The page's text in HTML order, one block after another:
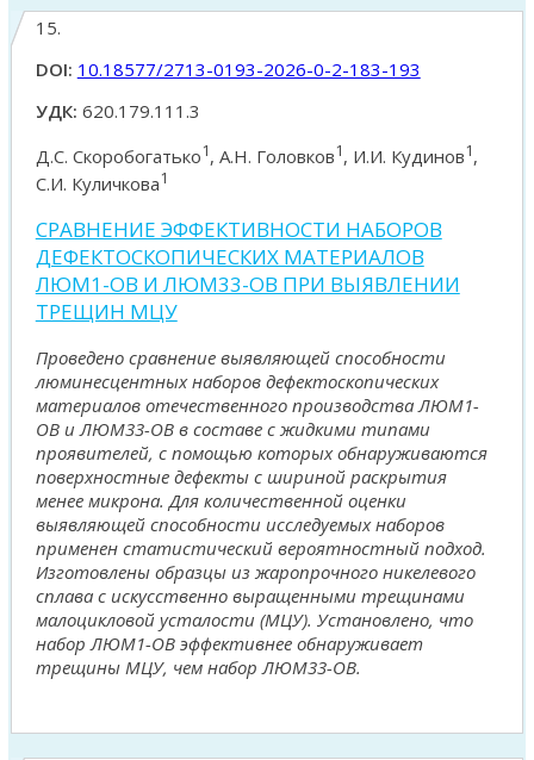
15.
DOI: 10.18577/2713-0193-2026-0-2-183-193
УДК: 620.179.111.3
Д.С. Скоробогатько1, А.Н. Головков1, И.И. Кудинов1,
С.И. Куличкова1
СРАВНЕНИЕ ЭФФЕКТИВНОСТИ НАБОРОВ
ДЕФЕКТОСКОПИЧЕСКИХ МАТЕРИАЛОВ
ЛЮМ1-ОВ И ЛЮМ33-ОВ ПРИ ВЫЯВЛЕНИИ
ТРЕЩИН МЦУ
Проведено сравнение выявляющей способности
люминесцентных наборов дефектоскопических
материалов отечественного производства ЛЮМ1-
ОВ и ЛЮМ33-ОВ в составе с жидкими типами
проявителей, с помощью которых обнаруживаются
поверхностные дефекты с шириной раскрытия
менее микрона. Для количественной оценки
выявляющей способности исследуемых наборов
применен статистический вероятностный подход.
Изготовлены образцы из жаропрочного никелевого
сплава с искусственно выращенными трещинами
малоцикловой усталости (МЦУ). Установлено, что
набор ЛЮМ1-ОВ эффективнее обнаруживает
трещины МЦУ, чем набор ЛЮМ33-ОВ.